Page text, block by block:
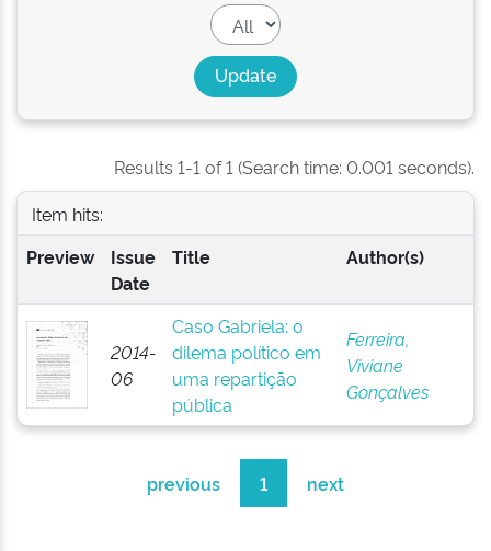
Results 1-1 of 1 (Search time: 0.001 seconds).
Item hits:
Preview
Issue
Date
Title Author(s)
2014-
06
Caso Gabriela: o
dilema político em
uma repartição
pública
Ferreira,
Viviane
Gonçalves
previous 1 next